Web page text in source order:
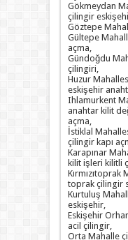
Gökmeydan
çilingir
Göztepe
Gültepe
açma,
Gündoğdu
çilingiri,
Huzur
eskişehir
Ihlamurkent
anahtar kilit
açma,
İstiklal
çilingir kapı
Karapınar
kilit işleri kilitli
Kırmızıtoprak
toprak çilingir
Kurtuluş
eskişehir,
Eskişehir
acil çilingir,
Orta Mahalle